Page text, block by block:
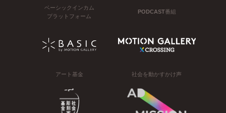
ベーシックインカム
プラットフォーム
PODCAST番組
アート基金 社会を動かすかけ声